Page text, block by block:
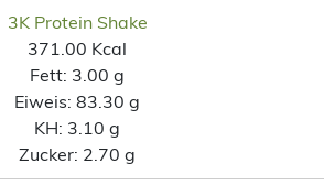
3K Protein Shake
371.00 Kcal
Fett: 3.00 g
Eiweis: 83.30 g
KH: 3.10 g
Zucker: 2.70 g